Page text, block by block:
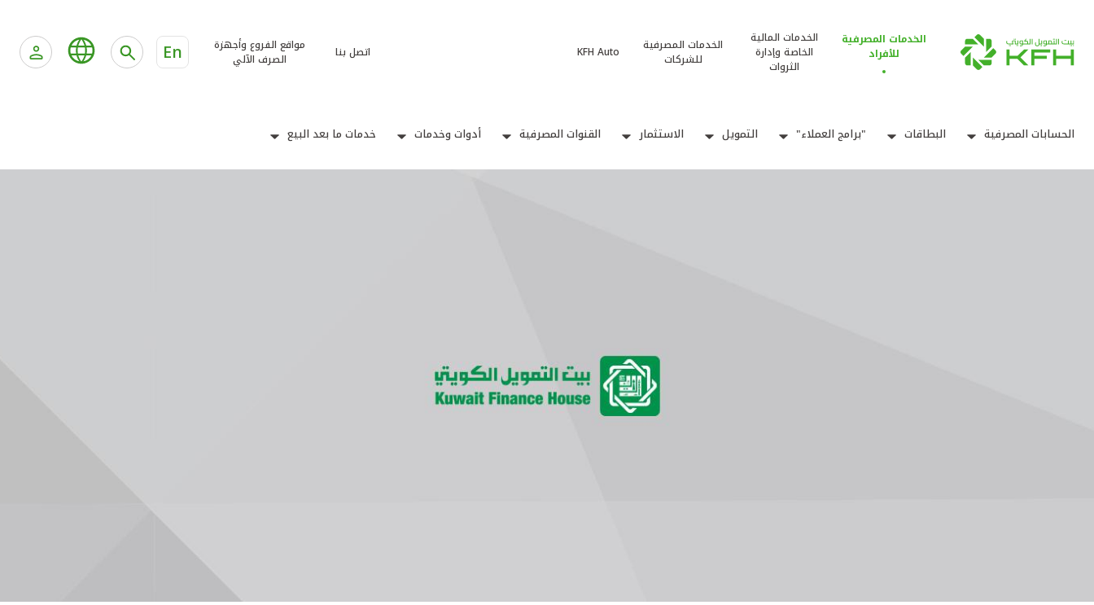
الخدمات المصرفية
للأفراد
الخدمات المالية
الخاصة وإدارة
الثروات
الخدمات المصرفية
للشركات
KFH Auto اتصل بنا
مواقع الفروع وأجهزة
الصرف الآلي
En
الحسابات المصرفية البطاقات "برامج العملاء" التمويل الاستثمار القنوات المصرفية أدوات وخدمات خدمات ما بعد البيع